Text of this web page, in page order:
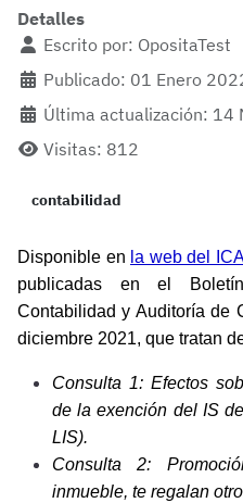
Detalles
Escrito por: OpositaTest
Publicado: 01 Enero
Última actualización: 14
Visitas: 812
contabilidad
Disponible en la web del
publicadas en el
Contabilidad y Auditoría de
diciembre 2021, que tratan
Consulta 1: Efectos
de la exención del IS
LIS).
Consulta 2:
inmueble, te regalan